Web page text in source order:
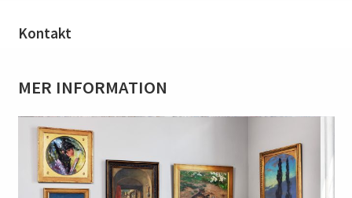
Kontakt
MER INFORMATION